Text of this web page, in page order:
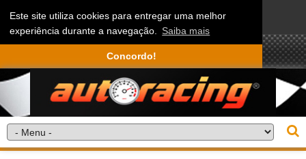
Este site utiliza cookies para entregar uma melhor
experiência durante a navegação. Saiba mais
Concordo!